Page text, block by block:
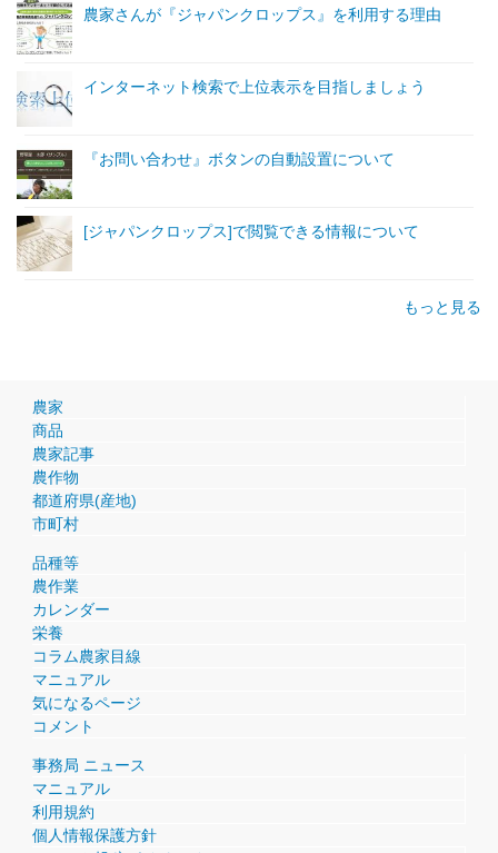
農家さんが『ジャパンクロップス』を利用する理由
インターネット検索で上位表示を目指しましょう
『お問い合わせ』ボタンの自動設置について
[ジャパンクロップス]で閲覧できる情報について
もっと見る
農家
商品
農家記事
農作物
都道府県(産地)
市町村
品種等
農作業
カレンダー
栄養
コラム農家目線
マニュアル
気になるページ
コメント
事務局 ニュース
マニュアル
利用規約
個人情報保護方針